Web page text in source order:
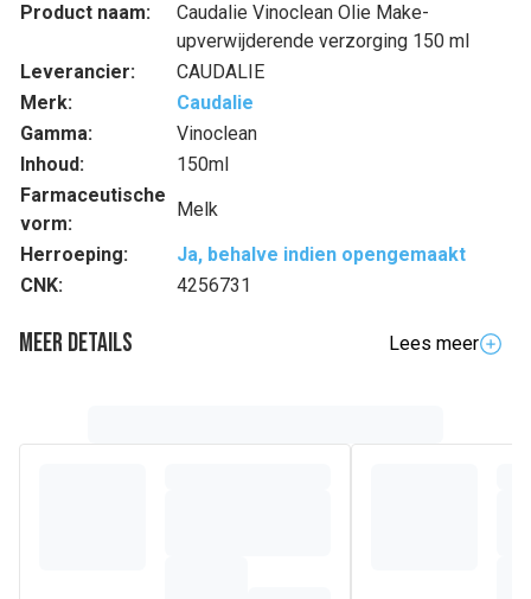
Product naam:
Caudalie Vinoclean Olie Make-
upverwijderende verzorging 150 ml
Leverancier:
CAUDALIE
Merk:
Caudalie
Gamma:
Vinoclean
Inhoud:
150ml
Farmaceutische
vorm:
Melk
Herroeping:
Ja, behalve indien opengemaakt
CNK:
4256731
Meer details
Lees meer
reinigers met vegan en zeer natuurlijke formules.